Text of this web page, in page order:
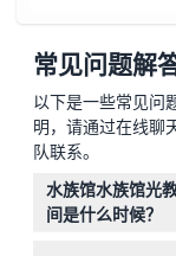
常见问题解
以下是一些常见问
明，请通过在线聊
队联系。
水族馆水族馆光
间是什么时候？